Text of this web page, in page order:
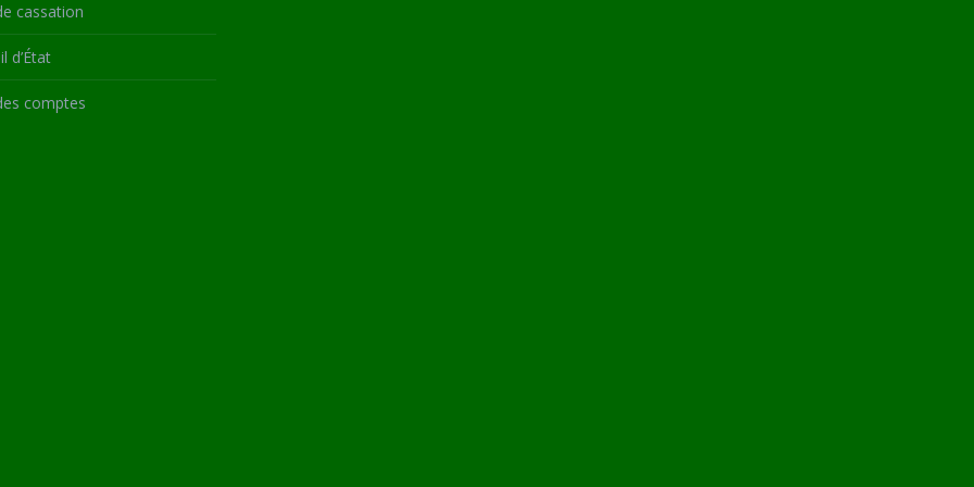
cassation
d’État
comptes